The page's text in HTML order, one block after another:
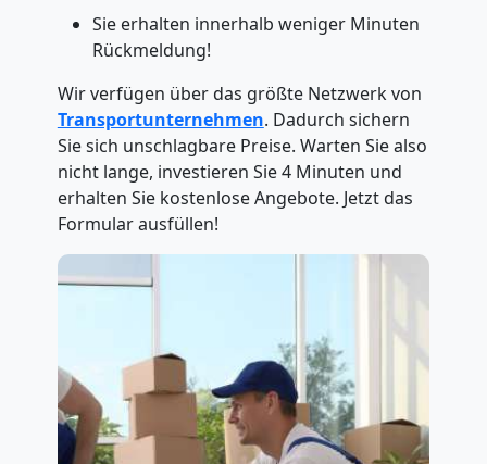
Sie erhalten innerhalb weniger Minuten
Rückmeldung!
Wir verfügen über das größte Netzwerk von
Transportunternehmen. Dadurch sichern
Sie sich unschlagbare Preise. Warten Sie also
nicht lange, investieren Sie 4 Minuten und
erhalten Sie kostenlose Angebote. Jetzt das
Formular ausfüllen!